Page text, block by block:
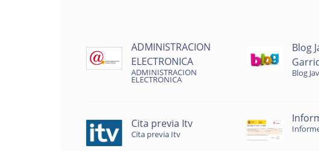
ADMINISTRACION
ELECTRONICA
ADMINISTRACION
ELECTRONICA
Blog
Blog
Cita previa Itv
Cita previa Itv